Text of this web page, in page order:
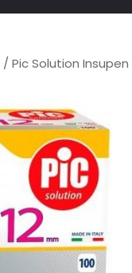
/ Pic Solution Insupen